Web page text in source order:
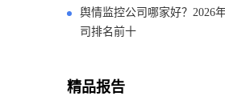
舆情监控公司哪家好？2026
司排名前十
精品报告